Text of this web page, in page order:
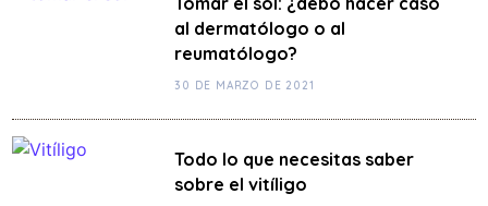
al dermatólogo o al
reumatólogo?
30 DE MARZO DE 2021
Todo lo que necesitas saber
sobre el vitíligo